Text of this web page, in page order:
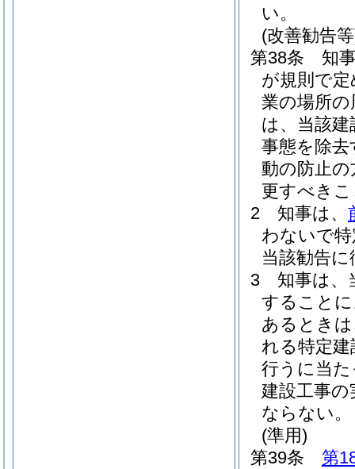
い。
(改善勧告
第38条
知
が規則で
業の場所
は、当該
事態を除
動の防止
更すべき
2
知事は、
わないで
当該勧告
3
知事は、
すること
あるとき
れる特定
行うに当
建設工事
ならない。
(準用)
第39条
第